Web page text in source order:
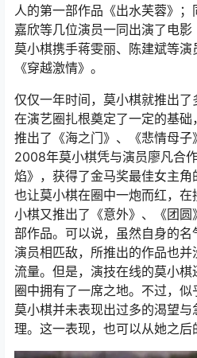
人的第一部作品《出水芙蓉》
嘉欣等几位演员一同出演了电影
莫小棋携手蒋雯丽、陈建斌等
《穿越激情》。
仅仅一年时间，莫小棋就推出了
在演艺圈扎根奠定了一定的基
推出了《海之门》、《悲情母
2008年莫小棋凭与演员廖凡合
焰》，获得了金马奖最佳女主
也让莫小棋在圈中一炮而红，
小棋又推出了《意外》、《团
部作品。可以说，虽然自身的
演员相匹敌，所推出的作品也
流量。但是，演技在线的莫小
圈中拥有了一席之地。不过，似
莫小棋并未表现出过多的渴望
理。这一表现，也可以从她之后